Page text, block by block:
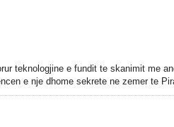
teknologjine e fundit te skanimit me
e nje dhome sekrete ne zemer te